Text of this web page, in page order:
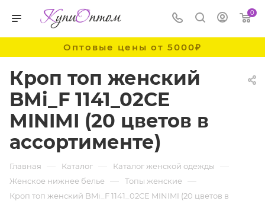
0
Оптовые цены от 5000₽
Кроп топ женский
BMi_F 1141_02CE
MINIMI (20 цветов в
ассортименте)
Главная — Каталог — Каталог женской одежды —
Женское нижнее белье — Топы женские —
Кроп топ женский BMi_F 1141_02CE MINIMI (20 цветов в